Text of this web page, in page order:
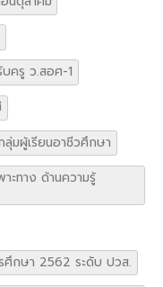
บครู ว.สอศ-1
ลุ่มผู้เรียนอาชีวศึกษา
ะทาง ด้านความรู้
ศึกษา 2562 ระดับ ปวส.